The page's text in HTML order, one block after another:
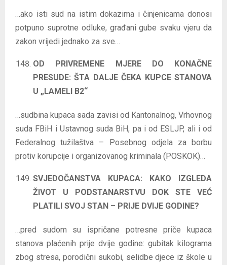
…ako isti sud na istim dokazima i činjenicama donosi
potpuno suprotne odluke, građani gube svaku vjeru da
zakon vrijedi jednako za sve…
OD PRIVREMENE MJERE DO KONAČNE
PRESUDE: ŠTA DALJE ČEKA KUPCE STANOVA
U „LAMELI B2“
…sudbina kupaca sada zavisi od Kantonalnog, Vrhovnog
suda FBiH i Ustavnog suda BiH, pa i od ESLJP, ali i od
Federalnog tužilaštva – Posebnog odjela za borbu
protiv korupcije i organizovanog kriminala (POSKOK)…
SVJEDOČANSTVA KUPACA: KAKO IZGLEDA
ŽIVOT U PODSTANARSTVU DOK STE VEĆ
PLATILI SVOJ STAN – PRIJE DVIJE GODINE?
…pred sudom su ispričane potresne priče kupaca
stanova plaćenih prije dvije godine: gubitak kilograma
zbog stresa, porodični sukobi, selidbe djece iz škole u